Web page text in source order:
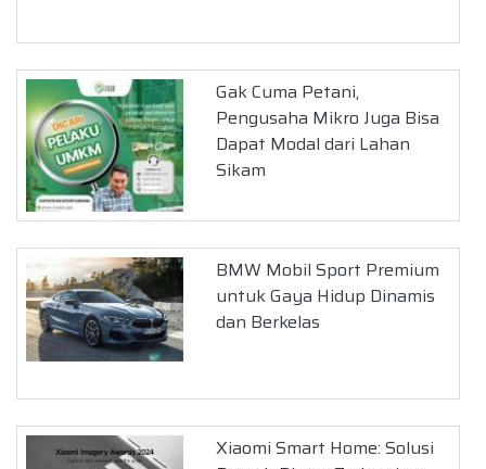
Gak Cuma Petani,
Pengusaha Mikro Juga Bisa
Dapat Modal dari Lahan
Sikam
BMW Mobil Sport Premium
untuk Gaya Hidup Dinamis
dan Berkelas
Xiaomi Smart Home: Solusi